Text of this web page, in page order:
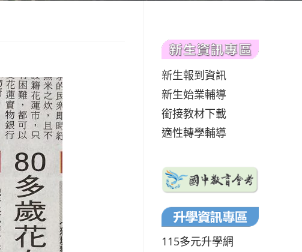
新生報到資訊
新生始業輔導
銜接教材下載
適性轉學輔導
115多元升學網